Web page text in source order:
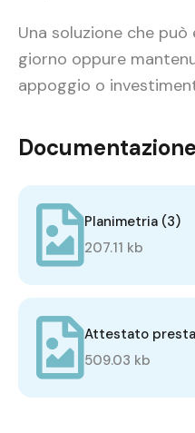
Una soluzione che
giorno oppure
appoggio o
Planimetria (3)
207.11 kb
Attestato
509.03 kb